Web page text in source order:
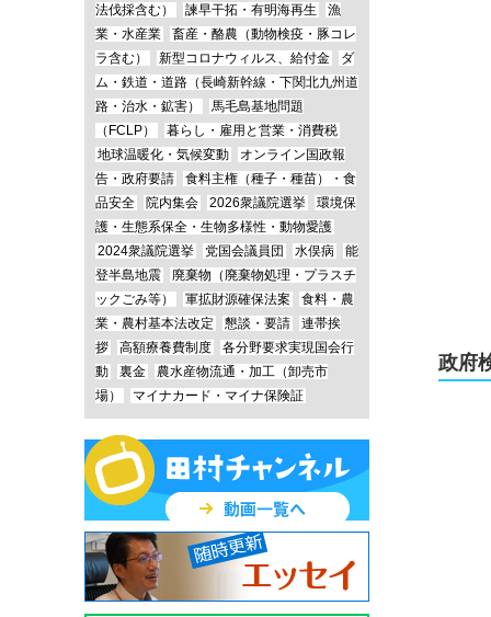
政府
法伐採含む）
諫早干拓・有明海再生
漁
業・水産業
畜産・酪農（動物検疫・豚コレ
ラ含む）
新型コロナウィルス、給付金
ダ
ム・鉄道・道路（長崎新幹線・下関北九州道
路・治水・鉱害）
馬毛島基地問題
（FCLP）
暮らし・雇用と営業・消費税
地球温暖化・気候変動
オンライン国政報
告・政府要請
食料主権（種子・種苗）・食
品安全
院内集会 2026衆議院選挙
環境保
護・生態系保全・生物多様性・動物愛護
2024衆議院選挙
党国会議員団 水俣病
能
登半島地震
廃棄物（廃棄物処理・プラスチ
ックごみ等）
軍拡財源確保法案
食料・農
業・農村基本法改定
懇談・要請
連帯挨
拶
高額療養費制度
各分野要求実現国会行
動
裏金
農水産物流通・加工（卸売市
場）
マイナカード・マイナ保険証